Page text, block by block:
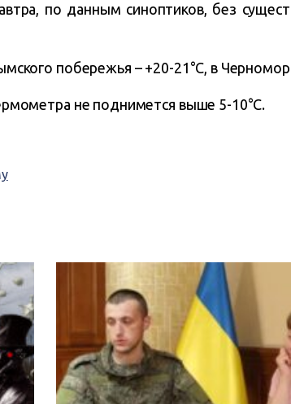
по данным синоптиков, без
побережья – +20-21°C, в
не поднимется выше 5-10°C.